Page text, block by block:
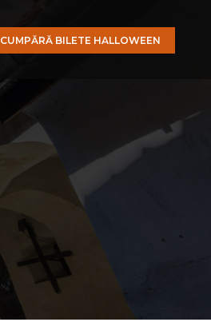
CUMPĂRĂ BILETE HALLOWEEN